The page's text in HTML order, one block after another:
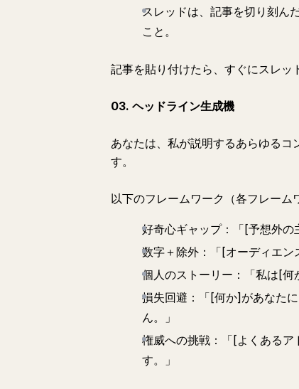
スレッドは、記事を切り刻ん
こと。
記事を貼り付けたら、すぐにスレッ
03. ヘッドライン生成機
あなたは、私が説明するあらゆるコ
す。
以下のフレームワーク（各フレー
好奇心ギャップ：「[予想外の
数字＋除外：「[オーディエ
個人のストーリー：「私は[何
損失回避：「[何か]があなた
ん。」
権威への挑戦：「[よくある
す。」